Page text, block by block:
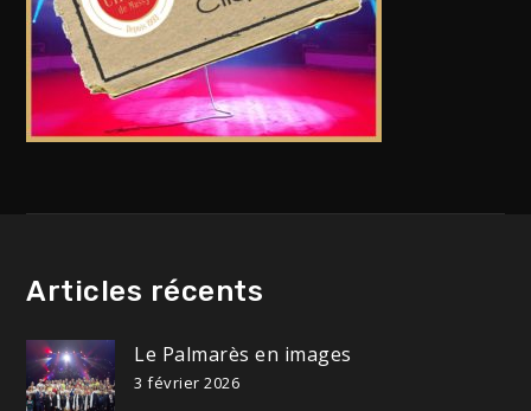
Articles récents
Le Palmarès en images
3 février 2026